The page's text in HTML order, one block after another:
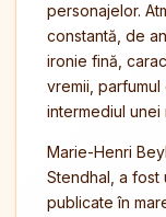
personajelor.
constantă, de
ironie fină,
vremii,
intermediul unei
Marie-Henri
Stendhal, a fost
publicate în